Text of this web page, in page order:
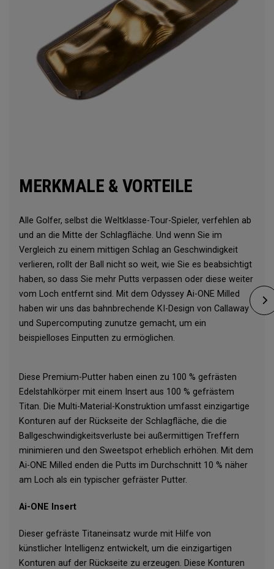
MERKMALE & VORTEILE
Alle Golfer, selbst die Weltklasse-Tour-Spieler, verfehlen ab
und an die Mitte der Schlagfläche. Und wenn Sie im
Vergleich zu einem mittigen Schlag an Geschwindigkeit
verlieren, rollt der Ball nicht so weit, wie Sie es beabsichtigt
haben, so dass Sie mehr Putts verpassen oder diese weiter
vom Loch entfernt sind. Mit dem Odyssey Ai-ONE Milled
haben wir uns das bahnbrechende KI-Design von Callaway
und Supercomputing zunutze gemacht, um ein
beispielloses Einputten zu ermöglichen.
Diese Premium-Putter haben einen zu 100 % gefrästen
Edelstahlkörper mit einem Insert aus 100 % gefrästem
Titan. Die Multi-Material-Konstruktion umfasst einzigartige
Konturen auf der Rückseite der Schlagfläche, die die
Ballgeschwindigkeitsverluste bei außermittigen Treffern
minimieren und den Sweetspot erheblich erhöhen. Mit dem
Ai-ONE Milled enden die Putts im Durchschnitt 10 % näher
am Loch als ein typischer gefräster Putter.
Ai-ONE Insert
Dieser gefräste Titaneinsatz wurde mit Hilfe von
künstlicher Intelligenz entwickelt, um die einzigartigen
Konturen auf der Rückseite zu erzeugen. Diese Konturen